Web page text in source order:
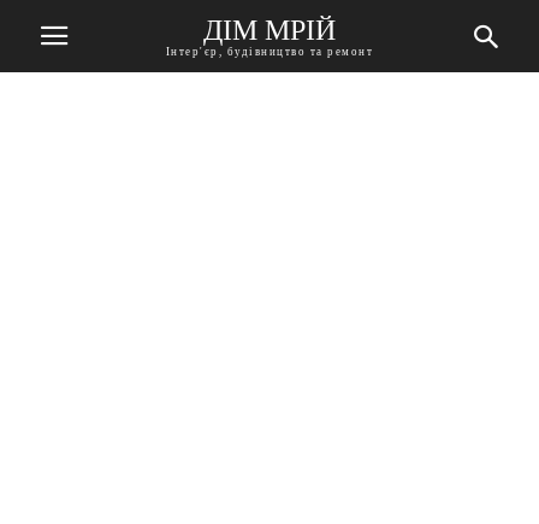
ДІМ МРІЙ
Інтер'єр, будівництво та ремонт